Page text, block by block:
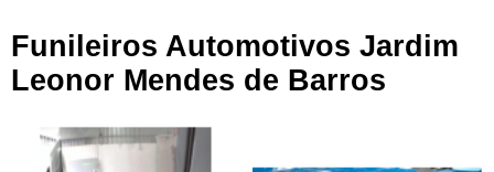
Funileiros Automotivos Jardim
Leonor Mendes de Barros